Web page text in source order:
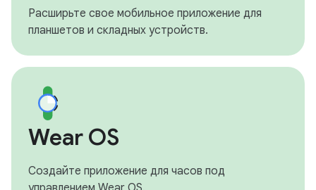
Расширьте свое мобильное приложение для
планшетов и складных устройств.
Wear OS
Создайте приложение для часов под